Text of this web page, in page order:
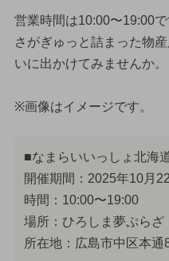
営業時間は10:00〜19:00
さがぎゅっと詰まった物
いに出かけてみませんか。
※画像はイメージです。
■なまらいいっしょ北海
開催期間：2025年10月
時間：10:00〜19:00
場所：ひろしま夢ぷらざ
所在地：広島市中区本通